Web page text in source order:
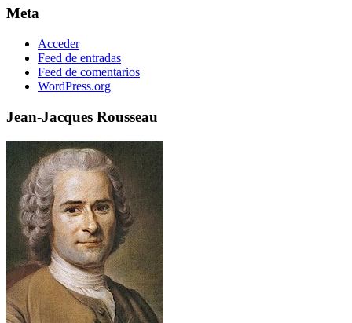
Meta
Acceder
Feed de entradas
Feed de comentarios
WordPress.org
Jean-Jacques Rousseau